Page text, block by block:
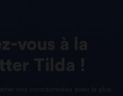
vous
la
Tilda !
vos coordonnées avec le plus